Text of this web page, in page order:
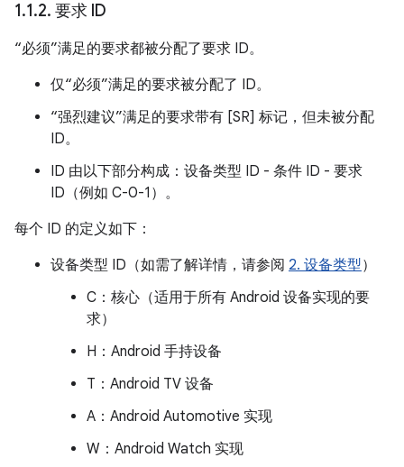
1.1.2. 要求 ID
“必须”满足的要求都被分配了要求 ID。
仅“必须”满足的要求被分配了 ID。
“强烈建议”满足的要求带有 [SR] 标记，但未被分配
ID。
ID 由以下部分构成：设备类型 ID - 条件 ID - 要求
ID（例如 C-0-1）。
每个 ID 的定义如下：
设备类型 ID（如需了解详情，请参阅 2. 设备类型）
C：核心（适用于所有 Android 设备实现的要
求）
H：Android 手持设备
T：Android TV 设备
A：Android Automotive 实现
W：Android Watch 实现